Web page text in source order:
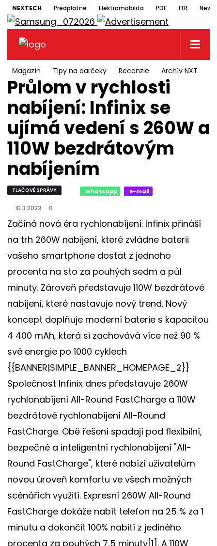
NEXTECH Predplatné Elektromobilita PDF ITR
Magazín Tipy na darčeky Recenzie Archív NXT
Průlom v rychlosti
nabíjení: Infinix se
ujímá vedení s 260W a
110W bezdrátovým
nabíjením
TLAČOVÉ SPRÁVY whatsapp E-mail
10.3.2023 0
Začíná nová éra rychlonabíjení. Infinix přináší
na trh 260W nabíjení, které zvládne baterii
vašeho smartphone dostat z jednoho
procenta na sto za pouhých sedm a půl
minuty. Zároveň představuje 110W bezdrátové
nabíjení, které nastavuje nový trend. Nový
koncept doplňuje moderní baterie s kapacitou
4 400 mAh, která si zachovává více než 90 %
své energie po 1000 cyklech
{{BANNER|SIMPLE_BANNER_HOMEPAGE_2}}
Společnost Infinix dnes představuje 260W
rychlonabíjení All-Round FastCharge a 110W
bezdrátové rychlonabíjení All-Round
FastCharge. Obě řešení spadají pod flexibilní,
bezpečné a inteligentní rychlonabíjení "All-
Round FastCharge", které nabízí uživatelům
novou úroveň komfortu ve všech možných
scénářích využití. Expresní 260W All-Round
FastCharge dokáže nabít telefon na 25 % za 1
minutu a dokončit 100% nabití z jediného
procenta za pouhých 7,5 minuty[1]. A 110W